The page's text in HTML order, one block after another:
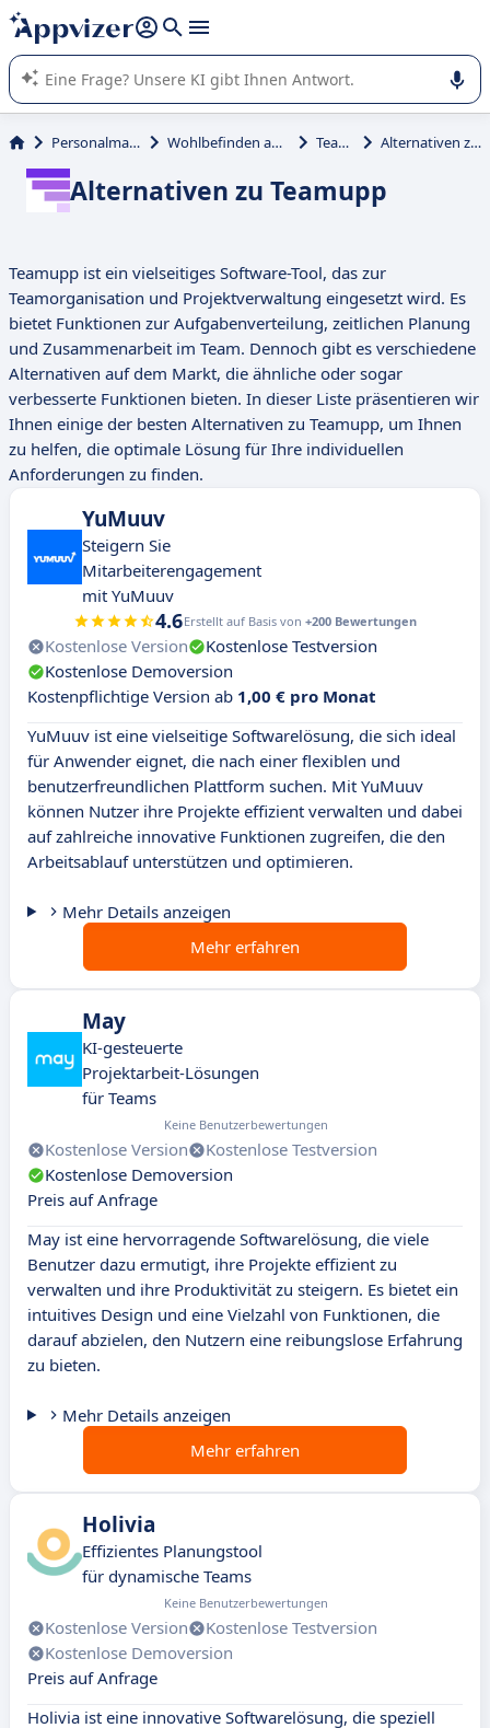
beantworten (mehrere Zeilen mit
Die KI von Appvizer führt Sie bei der Nutzung oder Auswahl
von SaaS-Software in Unternehmen.
Personalmanagement Wohlbefinden am Arbeitsplatz Teamupp Alternativen zu Teamupp
Alternativen zu Teamupp
Teamupp ist ein vielseitiges Software-Tool, das zur
Teamorganisation und Projektverwaltung eingesetzt wird. Es
bietet Funktionen zur Aufgabenverteilung, zeitlichen Planung
und Zusammenarbeit im Team. Dennoch gibt es verschiedene
Alternativen auf dem Markt, die ähnliche oder sogar
verbesserte Funktionen bieten. In dieser Liste präsentieren wir
Ihnen einige der besten Alternativen zu Teamupp, um Ihnen
zu helfen, die optimale Lösung für Ihre individuellen
Anforderungen zu finden.
YuMuuv
Steigern Sie
Mitarbeiterengagement
mit YuMuuv
4.6Erstellt auf Basis von +200 Bewertungen
Kostenlose Version
Kostenlose Testversion
Kostenlose Demoversion
Kostenpflichtige Version ab 1,00 € pro Monat
YuMuuv ist eine vielseitige Softwarelösung, die sich ideal
für Anwender eignet, die nach einer flexiblen und
benutzerfreundlichen Plattform suchen. Mit YuMuuv
können Nutzer ihre Projekte effizient verwalten und dabei
auf zahlreiche innovative Funktionen zugreifen, die den
Arbeitsablauf unterstützen und optimieren.
Mehr Details anzeigen
Mehr erfahren
May
KI-gesteuerte
Projektarbeit-Lösungen
für Teams
Keine Benutzerbewertungen
Kostenlose Version
Kostenlose Testversion
Kostenlose Demoversion
Preis auf Anfrage
May ist eine hervorragende Softwarelösung, die viele
Benutzer dazu ermutigt, ihre Projekte effizient zu
verwalten und ihre Produktivität zu steigern. Es bietet ein
intuitives Design und eine Vielzahl von Funktionen, die
darauf abzielen, den Nutzern eine reibungslose Erfahrung
zu bieten.
Mehr Details anzeigen
Mehr erfahren
Holivia
Effizientes Planungstool
für dynamische Teams
Keine Benutzerbewertungen
Kostenlose Version
Kostenlose Testversion
Kostenlose Demoversion
Preis auf Anfrage
Holivia ist eine innovative Softwarelösung, die speziell